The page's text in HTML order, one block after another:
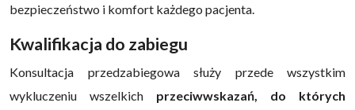
bezpieczeństwo i komfort każdego pacjenta.
Kwalifikacja do zabiegu
Konsultacja przedzabiegowa służy przede wszystkim
wykluczeniu wszelkich przeciwwskazań, do których